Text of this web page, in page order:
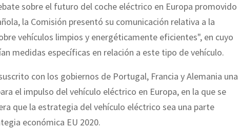
sobre el futuro del coche eléctrico en Europa promovido
la Comisión presentó su comunicación relativa a la
vehículos limpios y energéticamente eficientes", en cuyo
medidas específicas en relación a este tipo de vehículo.
con los gobiernos de Portugal, Francia y Alemania una
el impulso del vehículo eléctrico en Europa, en la que se
que la estrategia del vehículo eléctrico sea una parte
económica EU 2020.